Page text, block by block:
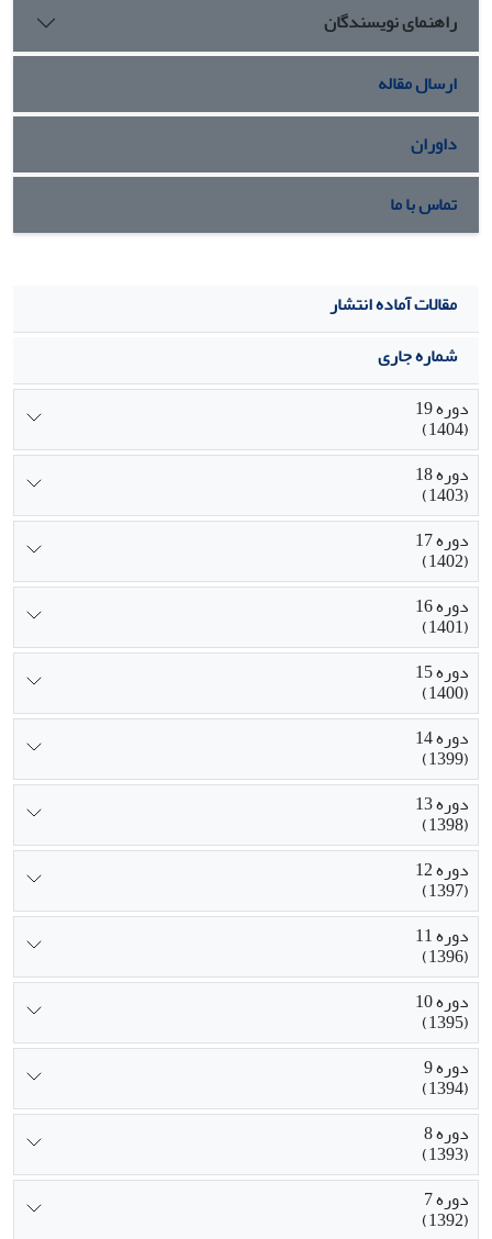
راهنمای نویسندگان
ارسال مقاله
داوران
تماس با ما
مقالات آماده انتشار
شماره جاری
دوره 19
(1404)
دوره 18
(1403)
دوره 17
(1402)
دوره 16
(1401)
دوره 15
(1400)
دوره 14
(1399)
دوره 13
(1398)
دوره 12
(1397)
دوره 11
(1396)
دوره 10
(1395)
دوره 9
(1394)
دوره 8
(1393)
دوره 7
(1392)